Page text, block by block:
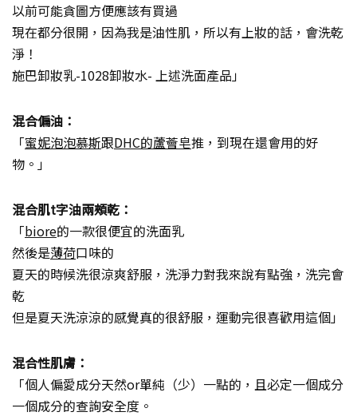
以前可能貪圖方便應該有買過
現在都分很開，因為我是油性肌，所以有上妝的話，會洗乾
淨！
施巴卸妝乳-1028卸妝水- 上述洗面產品」
混合偏油：
「蜜妮泡泡慕斯跟DHC的蘆薈皂推，到現在還會用的好
物。」
混合肌t字油兩頰乾：
「biore的一款很便宜的洗面乳
然後是薄荷口味的
夏天的時候洗很涼爽舒服，洗淨力對我來說有點強，洗完會
乾
但是夏天洗涼涼的感覺真的很舒服，運動完很喜歡用這個」
混合性肌膚：
「個人偏愛成分天然or單純（少）一點的，且必定一個成分
一個成分的查詢安全度。